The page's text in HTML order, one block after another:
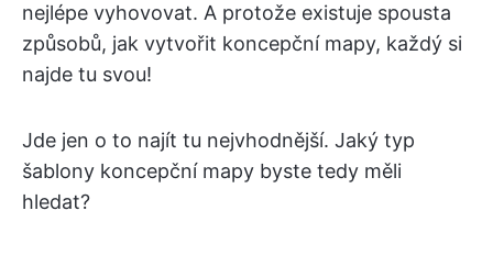
nejlépe vyhovovat. A protože existuje spousta
způsobů, jak vytvořit koncepční mapy, každý si
najde tu svou!
Jde jen o to najít tu nejvhodnější. Jaký typ
šablony koncepční mapy byste tedy měli
hledat?